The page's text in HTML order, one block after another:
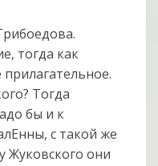
тогда как
Тогда
бы и к
с такой же
Жуковского они